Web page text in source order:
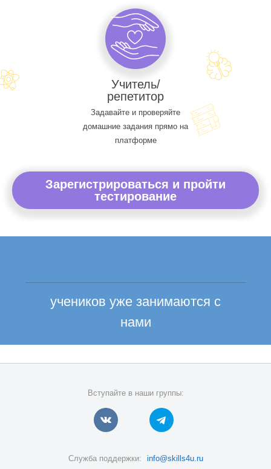
Учитель/
репетитор
Задавайте и проверяйте
домашние задания прямо на
платформе
Зарегистрироваться и пройти
тестирование
учеников уже занимаются с
нами
Вступайте в наши группы:
Служба поддержки: info@skills4u.ru